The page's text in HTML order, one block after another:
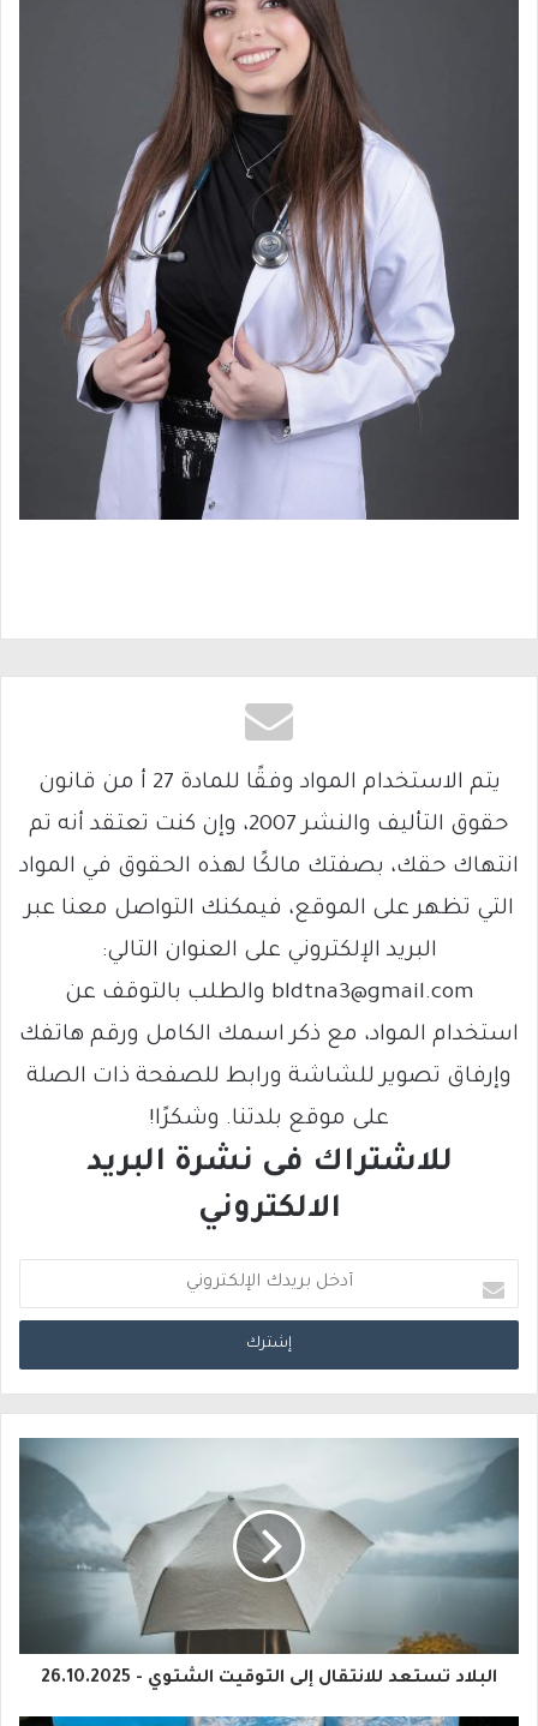
يتم الاستخدام المواد وفقًا للمادة 27 أ من قانون
حقوق التأليف والنشر 2007، وإن كنت تعتقد أنه تم
انتهاك حقك، بصفتك مالكًا لهذه الحقوق في المواد
التي تظهر على الموقع، فيمكنك التواصل معنا عبر
البريد الإلكتروني على العنوان التالي:
bldtna3@gmail.com والطلب بالتوقف عن
استخدام المواد، مع ذكر اسمك الكامل ورقم هاتفك
وإرفاق تصوير للشاشة ورابط للصفحة ذات الصلة
على موقع بلدتنا. وشكرًا!
للاشتراك فى نشرة البريد
الالكتروني
د
خ
ب
د
ا
البلاد تستعد للانتقال إلى التوقيت الشتوي - 26.10.2025